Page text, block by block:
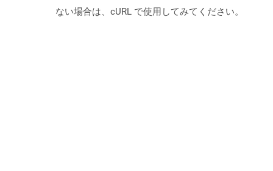
ない場合は、cURL で使用してみてください。